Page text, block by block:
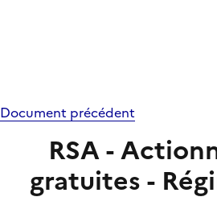
Document précédent
RSA -
gratuites -